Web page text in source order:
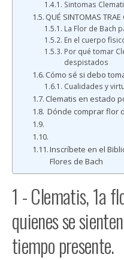
Sintomas
QUÉ SINTOMAS TRAE
La Flor de Bach
En el cuerpo
Por qué tomar
despistados
Cómo sé si debo
Cualidades y
Clematis en estado
Dónde comprar flor
Inscríbete en el
Flores de Bach
1 - Clematis, 1a
quienes se
tiempo presente.